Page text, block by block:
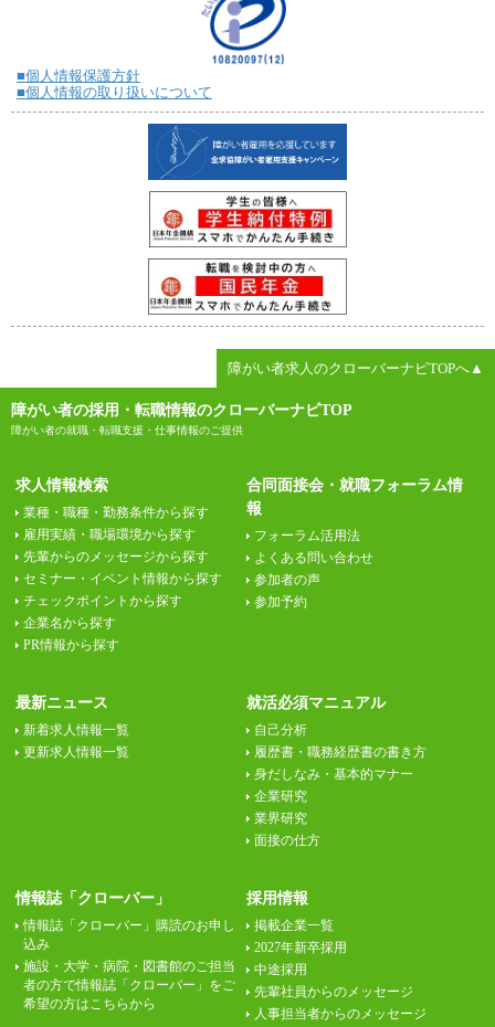
■個人情報保護方針
■個人情報の取り扱いについて
障がい者求人のクローバーナビTOPへ▲
障がい者の採用・転職情報のクローバーナビTOP
障がい者の就職・転職支援・仕事情報のご提供
求人情報検索
業種・職種・勤務条件から探す
雇用実績・職場環境から探す
先輩からのメッセージから探す
セミナー・イベント情報から探す
チェックポイントから探す
企業名から探す
PR情報から探す
合同面接会・就職フォーラム情
報
フォーラム活用法
よくある問い合わせ
参加者の声
参加予約
最新ニュース
新着求人情報一覧
更新求人情報一覧
就活必須マニュアル
自己分析
履歴書・職務経歴書の書き方
身だしなみ・基本的マナー
企業研究
業界研究
面接の仕方
情報誌「クローバー」
情報誌「クローバー」購読のお申し
込み
施設・大学・病院・図書館のご担当
者の方で情報誌「クローバー」をご
希望の方はこちらから
採用情報
掲載企業一覧
2027年新卒採用
中途採用
先輩社員からのメッセージ
人事担当者からのメッセージ